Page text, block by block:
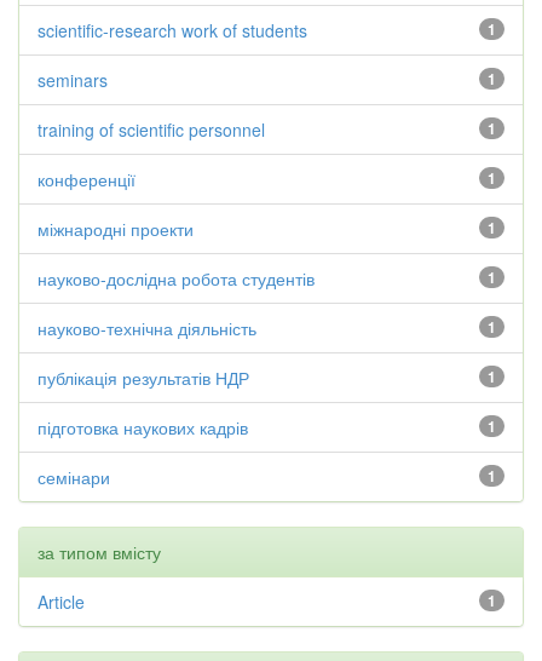
1
scientific-research work of students
1
seminars
1
training of scientific personnel
1
конференції
1
міжнародні проекти
1
науково-дослідна робота студентів
1
науково-технічна діяльність
1
публікація результатів НДР
1
підготовка наукових кадрів
1
семінари
за типом вмісту
1
Article